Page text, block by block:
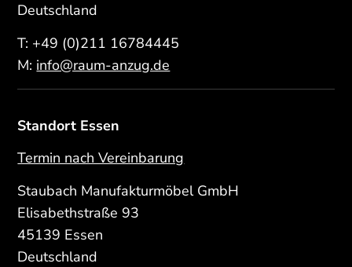
Deutschland
T: +49 (0)211 16784445
M: info@raum-anzug.de
Standort Essen
Termin nach Vereinbarung
Staubach Manufakturmöbel GmbH
Elisabethstraße 93
45139 Essen
Deutschland